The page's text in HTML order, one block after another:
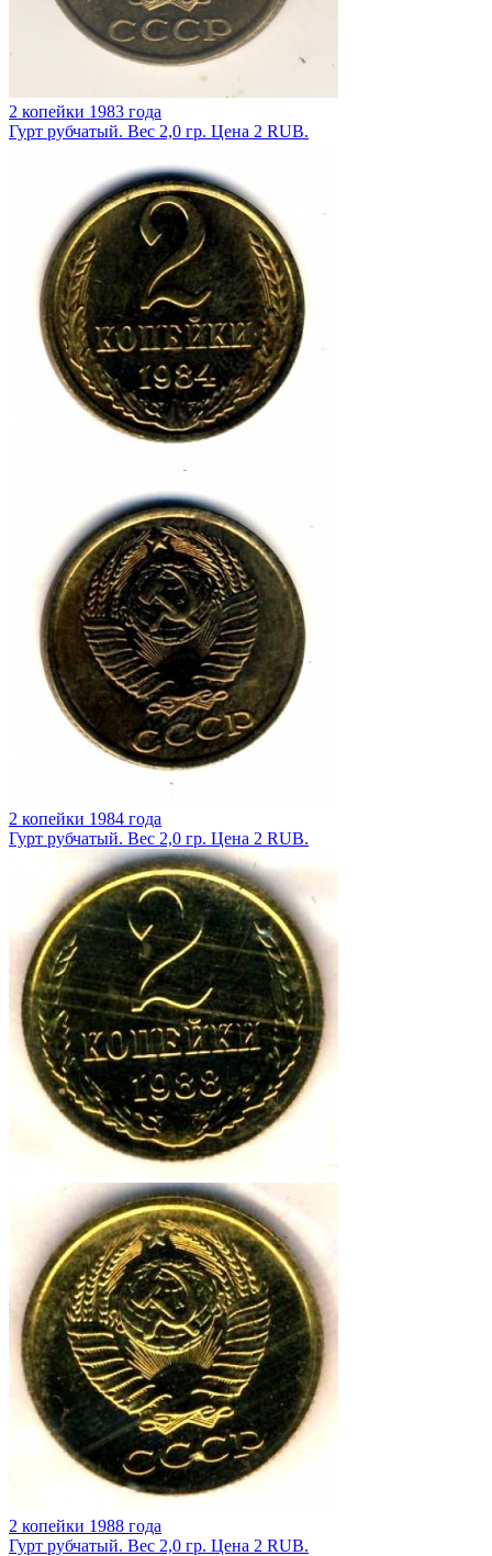
2 копейки 1983 года
Гурт рубчатый. Вес 2,0 гр. Цена 2 RUB.
2 копейки 1984 года
Гурт рубчатый. Вес 2,0 гр. Цена 2 RUB.
2 копейки 1988 года
Гурт рубчатый. Вес 2,0 гр. Цена 2 RUB.